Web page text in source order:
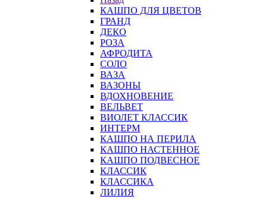
КАШПО ДЛЯ ЦВЕТОВ
ГРАНД
ДЕКО
РОЗА
АФРОДИТА
СОЛО
ВАЗА
ВАЗОНЫ
ВДОХНОВЕНИЕ
ВЕЛЬВЕТ
ВИОЛЕТ КЛАССИК
ИНТЕРМ
КАШПО НА ПЕРИЛА
КАШПО НАСТЕННОЕ
КАШПО ПОДВЕСНОЕ
КЛАССИК
КЛАССИКА
ЛИЛИЯ